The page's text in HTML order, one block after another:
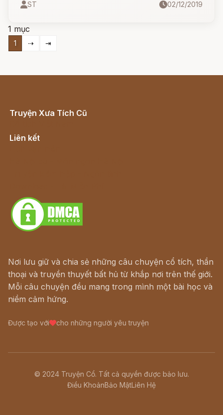
ST 02/12/2019
1 mục
1 ⇢ ⇥
Truyện Xưa Tích Cũ
Liên kết
Nơi lưu giữ và chia sẻ những câu chuyện cổ tích, thần
thoại và truyền thuyết bất hủ từ khắp nơi trên thế giới.
Mỗi câu chuyện đều mang trong mình một bài học và
niềm cảm hứng.
Được tạo với cho những người yêu truyện
© 2024 Truyện Cổ. Tất cả quyền được bảo lưu.
Điều KhoảnBảo MậtLiên Hệ